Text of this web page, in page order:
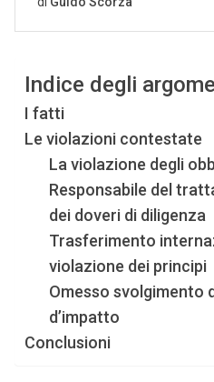
Indice degli
I fatti
Le violazioni contestate
La violazione degli
Responsabile del
dei doveri di diligenza
Trasferimento
violazione dei principi
Omesso svolgimento
d’impatto
Conclusioni